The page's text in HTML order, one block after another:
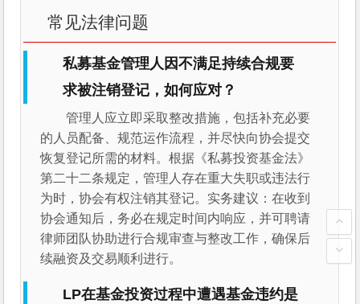
常见法律问题
私募基金管理人因不满足持续合规要
求被注销登记，如何应对？
管理人应立即采取整改措施，包括补充必要
的人员配备、规范运作流程，并尽快向协会提交
恢复登记所需的材料。根据《私募投资基金法》
第二十二条规定，管理人存在重大失职或违法行
为时，协会有权注销其登记。实务建议：在收到
协会通知后，务必在规定时间内响应，并可聘请
律师团队协助进行合规审查与整改工作，确保后
续融资及交易顺利进行。
LP在基金投资过程中遭遇基金违约是